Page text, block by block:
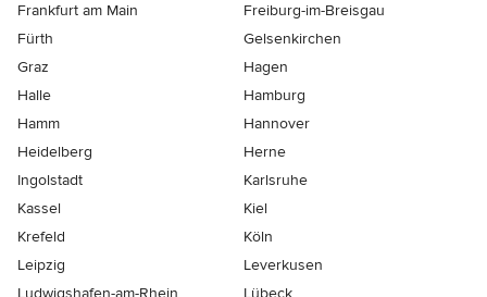
Frankfurt am Main
Freiburg-im-Breisgau
Fürth
Gelsenkirchen
Graz
Hagen
Halle
Hamburg
Hamm
Hannover
Heidelberg
Herne
Ingolstadt
Karlsruhe
Kassel
Kiel
Krefeld
Köln
Leipzig
Leverkusen